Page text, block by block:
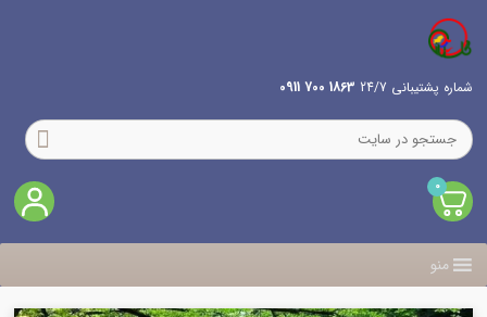
شماره پشتیبانی 24/7 1863 700 0911
0
منو